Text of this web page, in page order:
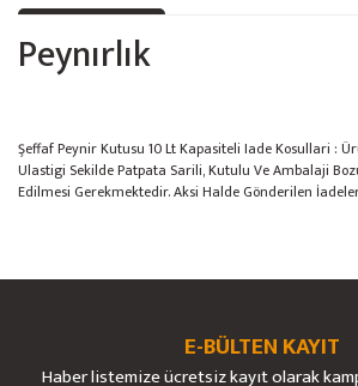
Peynırlık
Şeffaf Peynir Kutusu 10 Lt Kapasiteli Iade Kosullari :
Ulastigi Sekilde Patpata Sarili, Kutulu Ve Ambalaji
Edilmesi Gerekmektedir. Aksi Halde Gönderilen
Bu ürüne ilk yorumu siz
Yorum Yaz
yetersiz gördüğünüz noktaları öneri formunu
E-BÜLTEN KAYIT
Haber listemize ücretsiz kayıt olarak